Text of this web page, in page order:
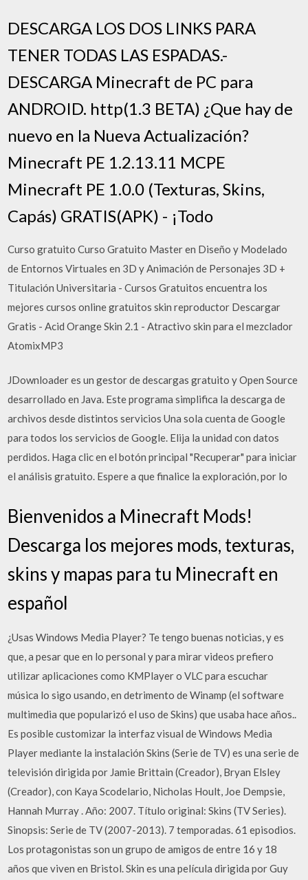
DESCARGA LOS DOS LINKS PARA
TENER TODAS LAS ESPADAS.-
DESCARGA Minecraft de PC para
ANDROID. http(1.3 BETA) ¿Que hay de
nuevo en la Nueva Actualización?
Minecraft PE 1.2.13.11 MCPE
Minecraft PE 1.0.0 (Texturas, Skins,
Capás) GRATIS(APK) - ¡Todo
Curso gratuito Curso Gratuito Master en Diseño y Modelado
de Entornos Virtuales en 3D y Animación de Personajes 3D +
Titulación Universitaria - Cursos Gratuitos encuentra los
mejores cursos online gratuitos skin reproductor Descargar
Gratis - Acid Orange Skin 2.1 - Atractivo skin para el mezclador
AtomixMP3
JDownloader es un gestor de descargas gratuito y Open Source
desarrollado en Java. Este programa simplifica la descarga de
archivos desde distintos servicios Una sola cuenta de Google
para todos los servicios de Google. Elija la unidad con datos
perdidos. Haga clic en el botón principal "Recuperar" para iniciar
el análisis gratuito. Espere a que finalice la exploración, por lo
Bienvenidos a Minecraft Mods!
Descarga los mejores mods, texturas,
skins y mapas para tu Minecraft en
español
¿Usas Windows Media Player? Te tengo buenas noticias, y es
que, a pesar que en lo personal y para mirar videos prefiero
utilizar aplicaciones como KMPlayer o VLC para escuchar
música lo sigo usando, en detrimento de Winamp (el software
multimedia que popularizó el uso de Skins) que usaba hace años..
Es posible customizar la interfaz visual de Windows Media
Player mediante la instalación Skins (Serie de TV) es una serie de
televisión dirigida por Jamie Brittain (Creador), Bryan Elsley
(Creador), con Kaya Scodelario, Nicholas Hoult, Joe Dempsie,
Hannah Murray . Año: 2007. Título original: Skins (TV Series).
Sinopsis: Serie de TV (2007-2013). 7 temporadas. 61 episodios.
Los protagonistas son un grupo de amigos de entre 16 y 18
años que viven en Bristol. Skin es una película dirigida por Guy